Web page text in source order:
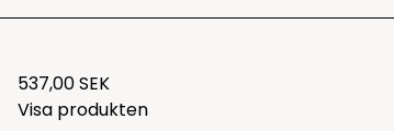
537,00 SEK
Visa produkten